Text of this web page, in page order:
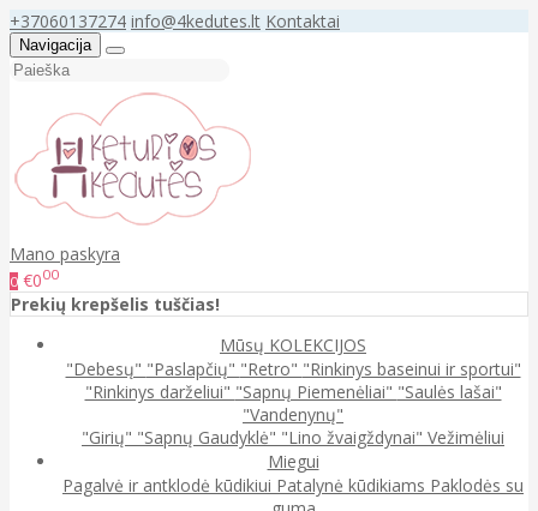
+37060137274 info@4kedutes.lt Kontaktai
Navigacija
Mano paskyra
0 €000
Prekių krepšelis tuščias!
Mūsų KOLEKCIJOS
"Debesų" "Paslapčių" "Retro" "Rinkinys baseinui ir sportui"
"Rinkinys darželiui" "Sapnų Piemenėliai" "Saulės lašai"
"Vandenynų"
"Girių" "Sapnų Gaudyklė" "Lino žvaigždynai" Vežimėliui
Miegui
Pagalvė ir antklodė kūdikiui Patalynė kūdikiams Paklodės su